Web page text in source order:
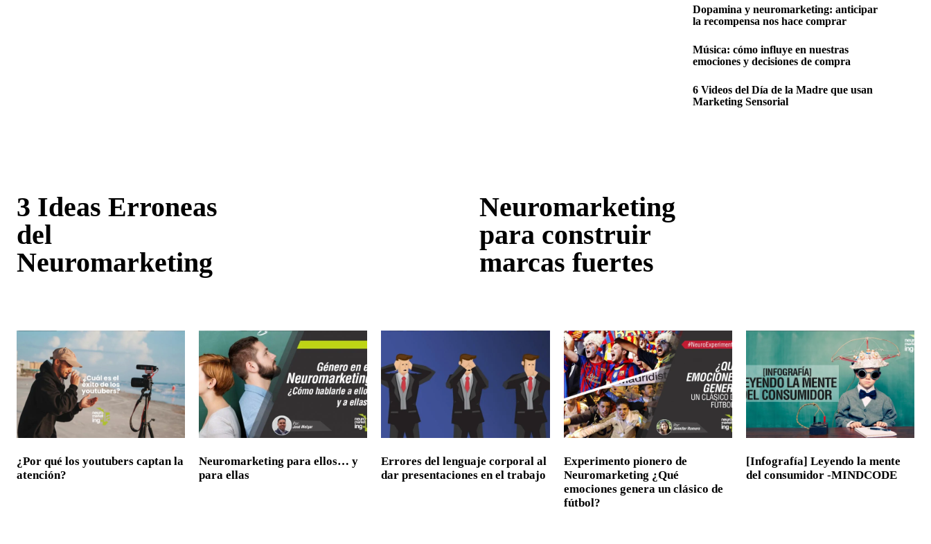
Dopamina y neuromarketing: anticipar
la recompensa nos hace comprar
Música: cómo influye en nuestras
emociones y decisiones de compra
6 Videos del Día de la Madre que usan
Marketing Sensorial
3 Ideas Erroneas
del
Neuromarketing
Neuromarketing
para construir
marcas fuertes
¿Por qué los youtubers captan la
atención?
Neuromarketing para ellos… y
para ellas
Errores del lenguaje corporal al
dar presentaciones en el trabajo
Experimento pionero de
Neuromarketing ¿Qué
emociones genera un clásico de
fútbol?
[Infografía] Leyendo la mente
del consumidor -MINDCODE